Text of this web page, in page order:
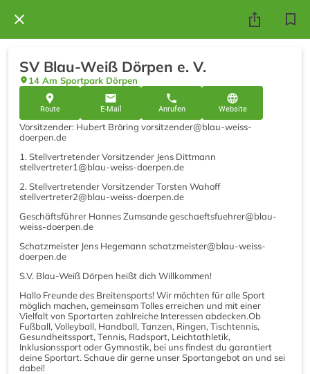
SV Blau-Weiß Dörpen e. V.
14 Am Sportpark Dörpen
Route E-Mail Anrufen Website
Vorsitzender: Hubert Bröring vorsitzender@blau-weiss-
doerpen.de
1. Stellvertretender Vorsitzender Jens Dittmann
stellvertreter1@blau-weiss-doerpen.de
2. Stellvertretender Vorsitzender Torsten Wahoff
stellvertreter2@blau-weiss-doerpen.de
Geschäftsführer Hannes Zumsande geschaeftsfuehrer@blau-
weiss-doerpen.de
Schatzmeister Jens Hegemann schatzmeister@blau-weiss-
doerpen.de
S.V. Blau-Weiß Dörpen heißt dich Willkommen!
Hallo Freunde des Breitensports! Wir möchten für alle Sport
möglich machen, gemeinsam Tolles erreichen und mit einer
Vielfalt von Sportarten zahlreiche Interessen abdecken.Ob
Fußball, Volleyball, Handball, Tanzen, Ringen, Tischtennis,
Gesundheitssport, Tennis, Radsport, Leichtathletik,
Inklusionssport oder Gymnastik, bei uns findest du garantiert
deine Sportart. Schaue dir gerne unser Sportangebot an und sei
dabei!